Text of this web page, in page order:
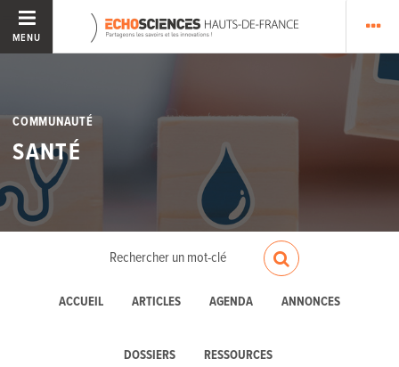
MENU
COMMUNAUTÉ
SANTÉ
ACCUEIL ARTICLES AGENDA ANNONCES
DOSSIERS RESSOURCES